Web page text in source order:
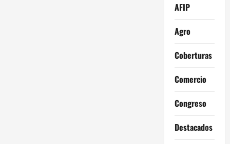
AFIP
Agro
Coberturas
Comercio
Congreso
Destacados